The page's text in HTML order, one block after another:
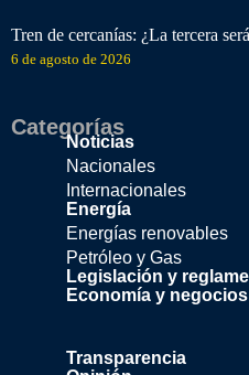
Tren de cercanías: ¿La tercera
6 de agosto de 2026
Categorías
Noticias
Nacionales
Internacionales
Energía
Energías renovables
Petróleo y Gas
Legislación y
Economía y negocios
Transparencia